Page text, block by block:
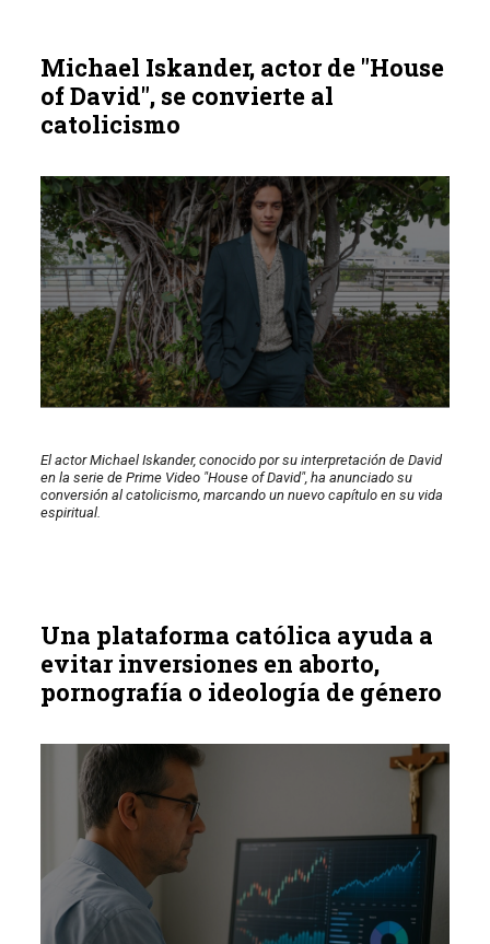
Michael Iskander, actor de "House
of David", se convierte al
catolicismo
El actor Michael Iskander, conocido por su interpretación de David
en la serie de Prime Video "House of David", ha anunciado su
conversión al catolicismo, marcando un nuevo capítulo en su vida
espiritual.
Una plataforma católica ayuda a
evitar inversiones en aborto,
pornografía o ideología de género